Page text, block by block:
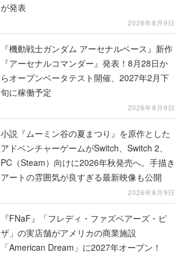
が発表
2026年8月9日
『機動戦士ガンダム アーセナルベース』新作
『アーセナルコマンダー』発表！8月28日か
らオープンベータテスト開催、2027年2月下
旬に稼働予定
2026年8月9日
小説『ムーミン谷の夏まつり』を原作とした
アドベンチャーゲームがSwitch、Switch 2、
PC（Steam）向けに2026年秋発売へ。手描き
アートの雰囲気が良すぎる最新映像も公開
2026年8月9日
『FNaF』「フレディ・ファズベアーズ・ピ
ザ」の実店舗がアメリカの商業施設
「American Dream」に2027年オープン！